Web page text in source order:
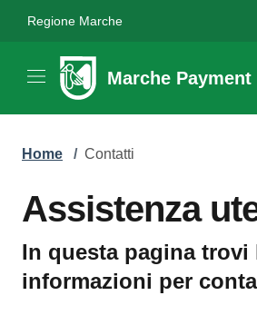
Regione Marche
Marche Payment
Home / Contatti
Assistenza
In questa pagina trovi
informazioni per